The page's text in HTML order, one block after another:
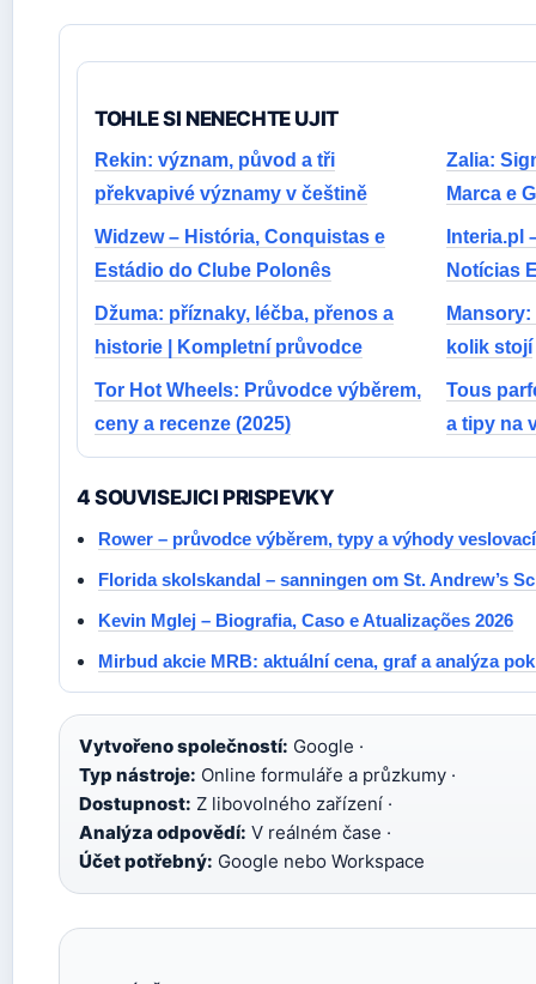
TOHLE SI NENECHTE UJIT
Rekin: význam, původ a tři
překvapivé významy v češtině
Zalia:
Marca e
Widzew – História, Conquistas e
Estádio do Clube Polonês
Interia.pl
Notícias
Džuma: příznaky, léčba, přenos a
historie | Kompletní průvodce
kolik stojí
Tor Hot Wheels: Průvodce výběrem,
ceny a recenze (2025)
Tous
a tipy na
4 SOUVISEJICI PRISPEVKY
Rower – průvodce výběrem, typy a výhody
Florida skolskandal – sanningen om St. Andrew’s
Kevin Mglej – Biografia, Caso e Atualizações 2026
Mirbud akcie MRB: aktuální cena, graf a analýza
Vytvořeno společností: Google ·
Typ nástroje: Online formuláře a průzkumy ·
Dostupnost: Z libovolného zařízení ·
Analýza odpovědí: V reálném čase ·
Účet potřebný: Google nebo Workspace